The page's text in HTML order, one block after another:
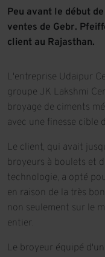
Peu avant le début
ventes de Gebr.
client au Rajasthan.
L'entreprise Udaipur
groupe JK Lakshmi
broyage de ciments
avec une finesse cible
Le client, qui avait
broyeurs à boulets et
technologie, a opté
en raison de la très
non seulement sur le
entier.
Le broyeur équipé